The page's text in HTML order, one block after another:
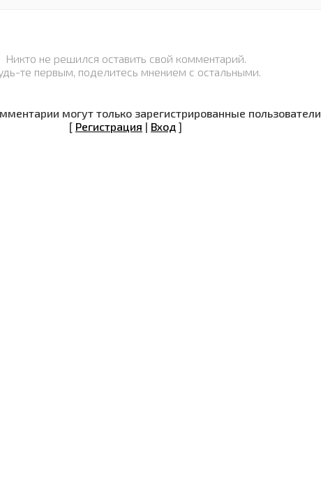
Никто не решился оставить свой комментарий.
те первым, поделитесь мнением с остальными.
могут только зарегистрированные пользователи.
[ Регистрация | Вход ]